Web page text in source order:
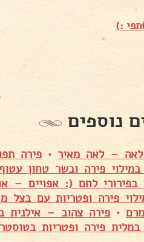
:)
נוספים
– לאה מאיר • פירה
פירה ובשר טחון
בפירורי לחם (: אפויים –
פירה ופטריות עם בצל
• פירה צהוב – אילנית
פירה ופטריות